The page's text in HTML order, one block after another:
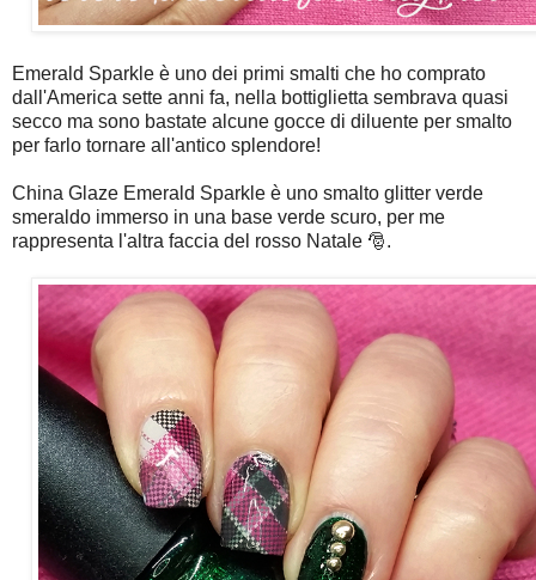
Emerald Sparkle è uno dei primi smalti che ho comprato
dall'America sette anni fa, nella bottiglietta sembrava quasi
secco ma sono bastate alcune gocce di diluente per smalto
per farlo tornare all'antico splendore!
China Glaze Emerald Sparkle è uno smalto glitter verde
smeraldo immerso in una base verde scuro, per me
rappresenta l'altra faccia del rosso Natale 🎅.